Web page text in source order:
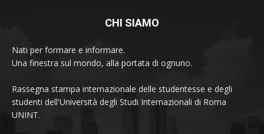
CHI SIAMO
Nati per formare e informare.
Una finestra sul mondo, alla portata di ognuno.
Rassegna stampa internazionale delle studentesse e degli
studenti dell'Università degli Studi Internazionali di Roma
UNINT.